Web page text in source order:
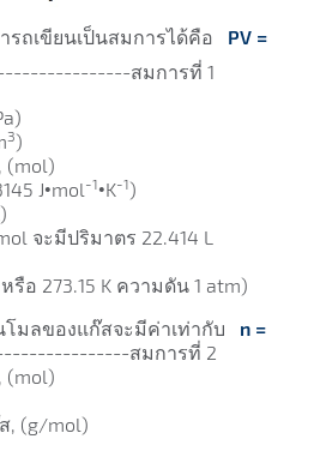
รถเขียนเป็นสมการได้คือ PV =
สมการที่ 1
3)
(mol)
J•mol -1•K-1)
จะมีปริมาตร 22.414 L
อ 273.15 K ความดัน 1 atm)
โมลของแก๊สจะมีค่าเท่ากับ n =
สมการที่ 2
(mol)
, (g/mol)